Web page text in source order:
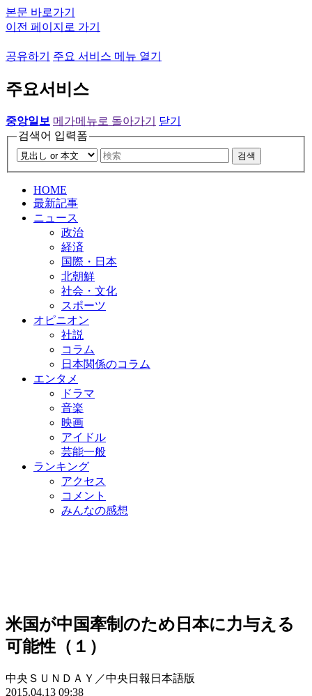
본문 바로가기
이전 페이지로 가기
공유하기 주요 서비스 메뉴 열기
주요서비스
중앙일보 메가메뉴로 돌아가기
닫기
검색어 입력폼
검색
HOME
最新記事
ニュース
政治
経済
国際・日本
北朝鮮
社会・文化
スポーツ
オピニオン
社説
コラム
日本関係のコラム
エンタメ
ドラマ
音楽
映画
アイドル
芸能一般
ランキング
アクセス
コメント
みんなの感想
米国が中国牽制のため日本に力与える
可能性（１）
中央ＳＵＮＤＡＹ／中央日報日本語版
2015.04.13 09:38